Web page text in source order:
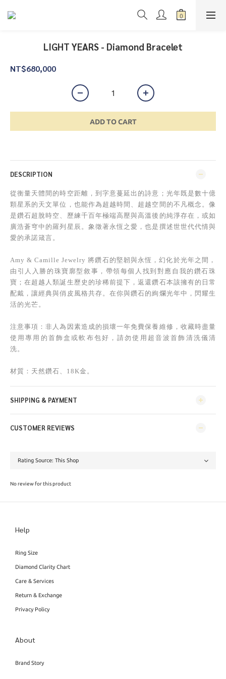
LIGHT YEARS - Diamond Bracelet
NT$680,000
ADD TO CART
DESCRIPTION
從衡量天體間的時空距離，到字意蔓延出的詩意；光年既是數十億
顆星系的天文單位，也能作為超越時間、超越空間的不凡概念。像
是鑽石超脫時空、歷練千百年極端高壓與高溫後的純淨存在，或如
廣浩蒼穹中的羅列星辰。象徵著永恆之愛，也是撰述世世代代情與
愛的承諾箴言。
Amy & Camille Jewelry 將鑽石的堅韌與永恆，幻化於光年之間，
由引人入勝的珠寶廓型敘事，帶領每個人找到對應自我的鑽石珠
寶；在超越人類誕生歷史的珍稀前提下，返還鑽石本該擁有的日常
配戴，讓經典與俏皮風格共存。在你與鑽石的絢爛光年中，閃耀生
活的光芒。
注意事項：非人為因素造成的損壞一年免費保養維修，收藏時盡量
使用專用的首飾盒或軟布包好，請勿使用超音波首飾清洗儀清
洗。
材質：天然鑽石、18K金。
SHIPPING & PAYMENT
CUSTOMER REVIEWS
No review for this product
Help
Ring Size
Diamond Clarity Chart
Care & Services
Return & Exchange
Privacy Policy
About
Brand Story